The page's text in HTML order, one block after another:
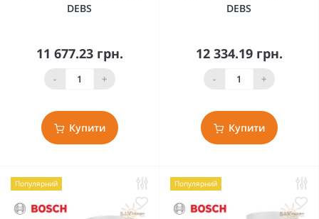
DEBS
11 677.23 грн.
- +
Купити
DEBS
12 334.19 грн.
- +
Купити
Популярний Популярний